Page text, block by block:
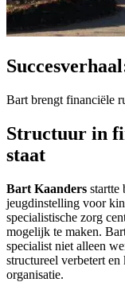
Bart brengt financiële
Structuur in
staat
Bart Kaanders startte
jeugdinstelling voor
specialistische zorg
mogelijk te maken.
specialist niet alleen
structureel verbetert
organisatie.